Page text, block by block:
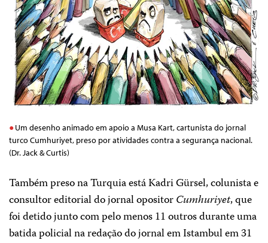
Um desenho animado em apoio a Musa Kart, cartunista do jornal
turco Cumhuriyet, preso por atividades contra a segurança nacional.
(Dr. Jack & Curtis)
Também preso na Turquia está Kadri Gürsel, colunista e
consultor editorial do jornal opositorCumhuriyet, que
foi detido junto com pelo menos 11 outros durante uma
batida policial na redação do jornal em Istambul em 31